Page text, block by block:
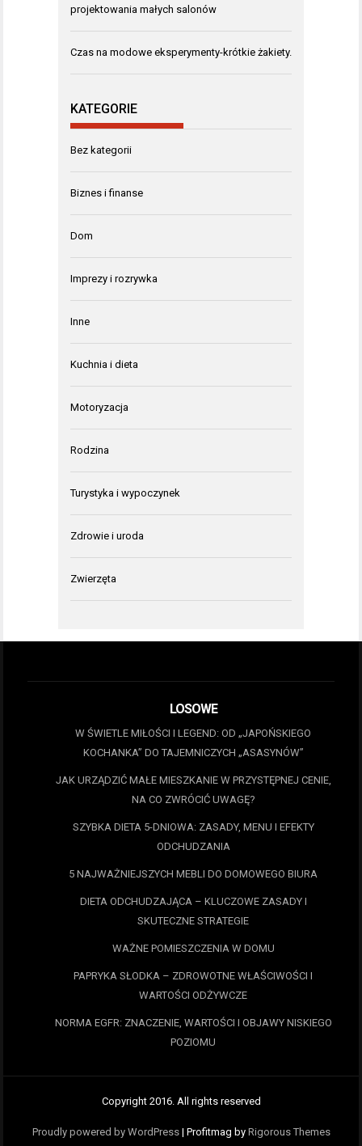
projektowania małych salonów
Czas na modowe eksperymenty-krótkie żakiety.
KATEGORIE
Bez kategorii
Biznes i finanse
Dom
Imprezy i rozrywka
Inne
Kuchnia i dieta
Motoryzacja
Rodzina
Turystyka i wypoczynek
Zdrowie i uroda
Zwierzęta
LOSOWE
W ŚWIETLE MIŁOŚCI I LEGEND: OD „JAPOŃSKIEGO
KOCHANKA” DO TAJEMNICZYCH „ASASYNÓW”
JAK URZĄDZIĆ MAŁE MIESZKANIE W PRZYSTĘPNEJ CENIE,
NA CO ZWRÓCIĆ UWAGĘ?
SZYBKA DIETA 5-DNIOWA: ZASADY, MENU I EFEKTY
ODCHUDZANIA
5 NAJWAŻNIEJSZYCH MEBLI DO DOMOWEGO BIURA
DIETA ODCHUDZAJĄCA – KLUCZOWE ZASADY I
SKUTECZNE STRATEGIE
WAŻNE POMIESZCZENIA W DOMU
PAPRYKA SŁODKA – ZDROWOTNE WŁAŚCIWOŚCI I
WARTOŚCI ODŻYWCZE
NORMA EGFR: ZNACZENIE, WARTOŚCI I OBJAWY NISKIEGO
POZIOMU
Copyright 2016. All rights reserved
Proudly powered by WordPress | Profitmag by Rigorous Themes